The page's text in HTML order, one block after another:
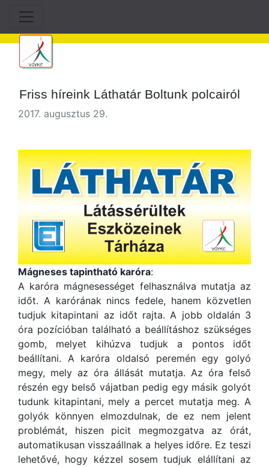
Friss híreink Láthatár Boltunk polcairól
2017. augusztus 29.
Mágneses tapintható karóra:
A karóra mágnesességet felhasználva mutatja az
időt. A karórának nincs fedele, hanem közvetlen
tudjuk kitapintani az időt rajta. A jobb oldalán 3
óra pozícióban található a beállításhoz szükséges
gomb, melyet kihúzva tudjuk a pontos időt
beállítani. A karóra oldalsó peremén egy golyó
megy, mely az óra állását mutatja. Az óra felső
részén egy belső vájatban pedig egy másik golyót
tudunk kitapintani, mely a percet mutatja meg. A
golyók könnyen elmozdulnak, de ez nem jelent
problémát, hiszen picit megmozgatva az órát,
automatikusan visszaállnak a helyes időre. Ez teszi
lehetővé, hogy kézzel sosem tudjuk elállítani az